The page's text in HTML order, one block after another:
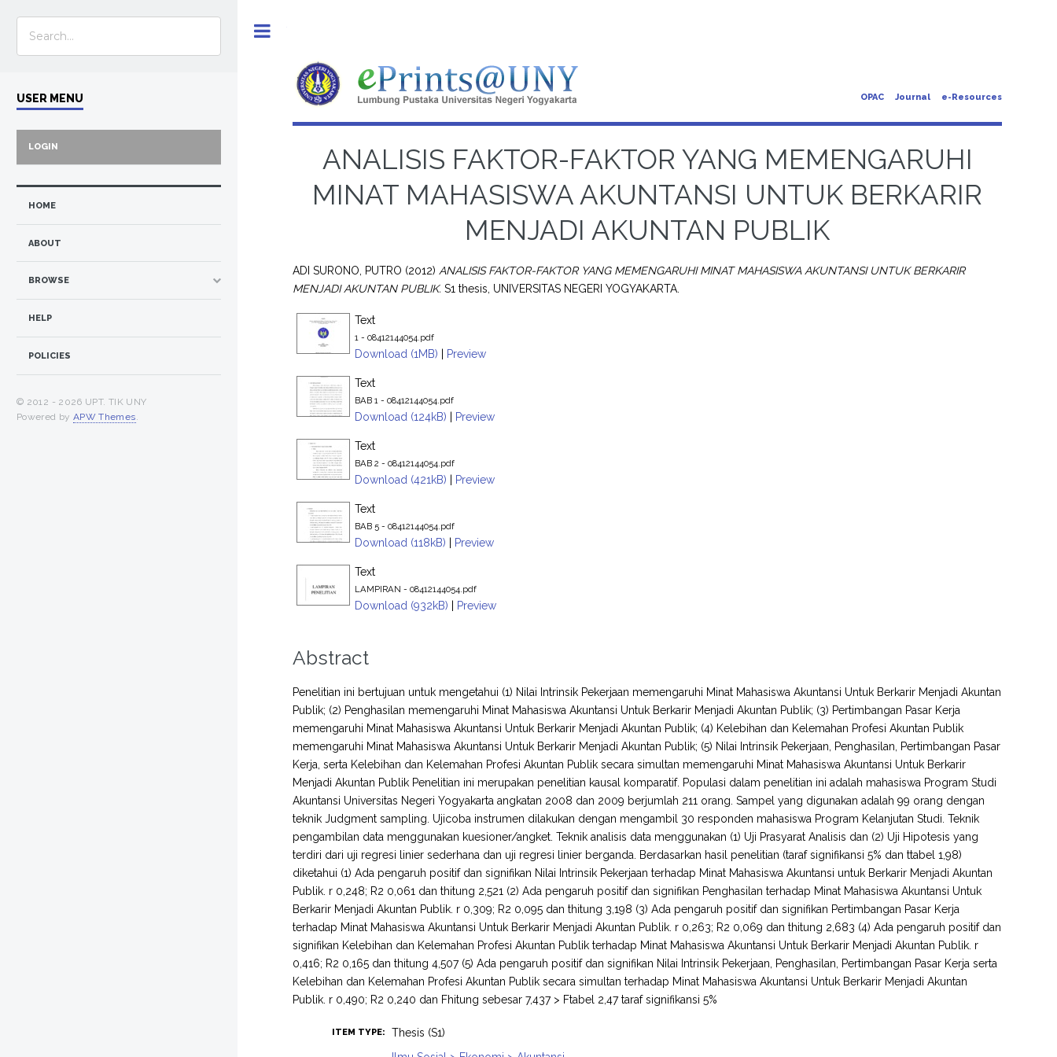
OPAC Journal e-Resources
ANALISIS FAKTOR-FAKTOR YANG MEMENGARUHI
MINAT MAHASISWA AKUNTANSI UNTUK BERKARIR
MENJADI AKUNTAN PUBLIK
ADI SURONO, PUTRO (2012) ANALISIS FAKTOR-FAKTOR YANG MEMENGARUHI MINAT MAHASISWA AKUNTANSI UNTUK BERKARIR
MENJADI AKUNTAN PUBLIK. S1 thesis, UNIVERSITAS NEGERI YOGYAKARTA.
Text
1 - 08412144054.pdf
Download (1MB) | Preview
Text
BAB 1 - 08412144054.pdf
Download (124kB) | Preview
Text
BAB 2 - 08412144054.pdf
Download (421kB) | Preview
Text
BAB 5 - 08412144054.pdf
Download (118kB) | Preview
Text
LAMPIRAN - 08412144054.pdf
Download (932kB) | Preview
Abstract
Penelitian ini bertujuan untuk mengetahui (1) Nilai Intrinsik Pekerjaan memengaruhi Minat Mahasiswa Akuntansi Untuk Berkarir Menjadi Akuntan
Publik; (2) Penghasilan memengaruhi Minat Mahasiswa Akuntansi Untuk Berkarir Menjadi Akuntan Publik; (3) Pertimbangan Pasar Kerja
memengaruhi Minat Mahasiswa Akuntansi Untuk Berkarir Menjadi Akuntan Publik; (4) Kelebihan dan Kelemahan Profesi Akuntan Publik
memengaruhi Minat Mahasiswa Akuntansi Untuk Berkarir Menjadi Akuntan Publik; (5) Nilai Intrinsik Pekerjaan, Penghasilan, Pertimbangan Pasar
Kerja, serta Kelebihan dan Kelemahan Profesi Akuntan Publik secara simultan memengaruhi Minat Mahasiswa Akuntansi Untuk Berkarir
Menjadi Akuntan Publik Penelitian ini merupakan penelitian kausal komparatif. Populasi dalam penelitian ini adalah mahasiswa Program Studi
Akuntansi Universitas Negeri Yogyakarta angkatan 2008 dan 2009 berjumlah 211 orang. Sampel yang digunakan adalah 99 orang dengan
teknik Judgment sampling. Ujicoba instrumen dilakukan dengan mengambil 30 responden mahasiswa Program Kelanjutan Studi. Teknik
pengambilan data menggunakan kuesioner/angket. Teknik analisis data menggunakan (1) Uji Prasyarat Analisis dan (2) Uji Hipotesis yang
terdiri dari uji regresi linier sederhana dan uji regresi linier berganda. Berdasarkan hasil penelitian (taraf signifikansi 5% dan ttabel 1,98)
diketahui (1) Ada pengaruh positif dan signifikan Nilai Intrinsik Pekerjaan terhadap Minat Mahasiswa Akuntansi untuk Berkarir Menjadi Akuntan
Publik. r 0,248; R2 0,061 dan thitung 2,521 (2) Ada pengaruh positif dan signifikan Penghasilan terhadap Minat Mahasiswa Akuntansi Untuk
Berkarir Menjadi Akuntan Publik. r 0,309; R2 0,095 dan thitung 3,198 (3) Ada pengaruh positif dan signifikan Pertimbangan Pasar Kerja
terhadap Minat Mahasiswa Akuntansi Untuk Berkarir Menjadi Akuntan Publik. r 0,263; R2 0,069 dan thitung 2,683 (4) Ada pengaruh positif dan
signifikan Kelebihan dan Kelemahan Profesi Akuntan Publik terhadap Minat Mahasiswa Akuntansi Untuk Berkarir Menjadi Akuntan Publik. r
0,416; R2 0,165 dan thitung 4,507 (5) Ada pengaruh positif dan signifikan Nilai Intrinsik Pekerjaan, Penghasilan, Pertimbangan Pasar Kerja serta
Kelebihan dan Kelemahan Profesi Akuntan Publik secara simultan terhadap Minat Mahasiswa Akuntansi Untuk Berkarir Menjadi Akuntan
Publik. r 0,490; R2 0,240 dan Fhitung sebesar 7,437 > Ftabel 2,47 taraf signifikansi 5%
ITEM TYPE:
Thesis (S1)
USER MENU
LOGIN
HOME
ABOUT
BROWSE
HELP
POLICIES
© 2012 - 2026 UPT. TIK UNY
Powered by APW Themes